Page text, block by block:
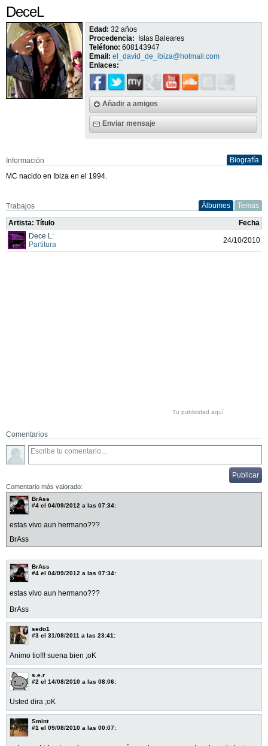
DeceL
Edad: 32 años
Procedencia:
Islas Baleares
Teléfono: 608143947
Email: el_david_de_ibiza@hotmail.com
Enlaces:
Añadir a amigos
Enviar mensaje
Información
Biografía
MC nacido en Ibiza en el 1994.
Trabajos Álbumes Temas
Artista: Título
Fecha
Dece L:
Partitura
24/10/2010
Tu publicidad aquí
Comentarios
Comentario más valorado:
BrAss
#4 el 04/09/2012 a las 07:34:
estas vivo aun hermano???
BrAss
BrAss
#4 el 04/09/2012 a las 07:34:
estas vivo aun hermano???
BrAss
sedo1
#3 el 31/08/2011 a las 23:41:
Animo tio!!! suena bien ;oK
s.e.r
#2 el 14/08/2010 a las 08:06:
Usted dira ;oK
Smint
#1 el 09/08/2010 a las 00:07: